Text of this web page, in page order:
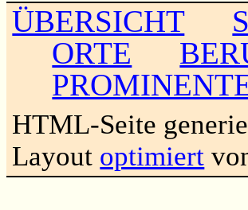
ÜBERSICHT
ORTE
HTML-Seite
Layout optimiert